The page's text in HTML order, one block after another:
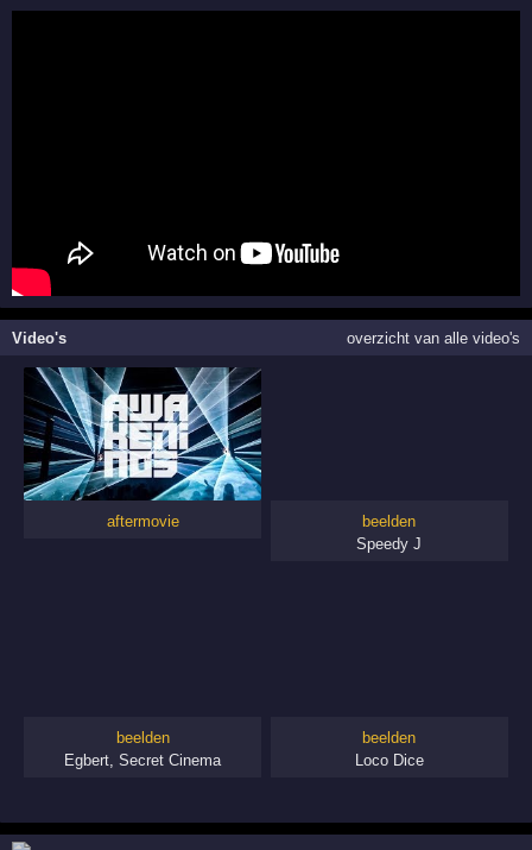
Video's overzicht van alle video's
aftermovie
beelden
Speedy J
beelden
Egbert ,Secret Cinema
beelden
Loco Dice